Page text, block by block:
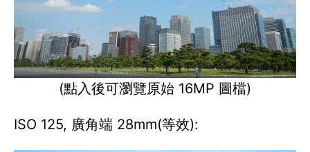
(點入後可瀏覽原始 16MP 圖檔)
ISO 125, 廣角端 28mm(等效):